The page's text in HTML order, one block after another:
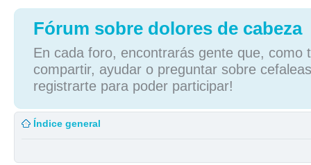
Fórum sobre dolores de cabeza
En cada foro, encontrarás gente que, como
compartir, ayudar o preguntar sobre
registrarte para poder participar!
Índice general